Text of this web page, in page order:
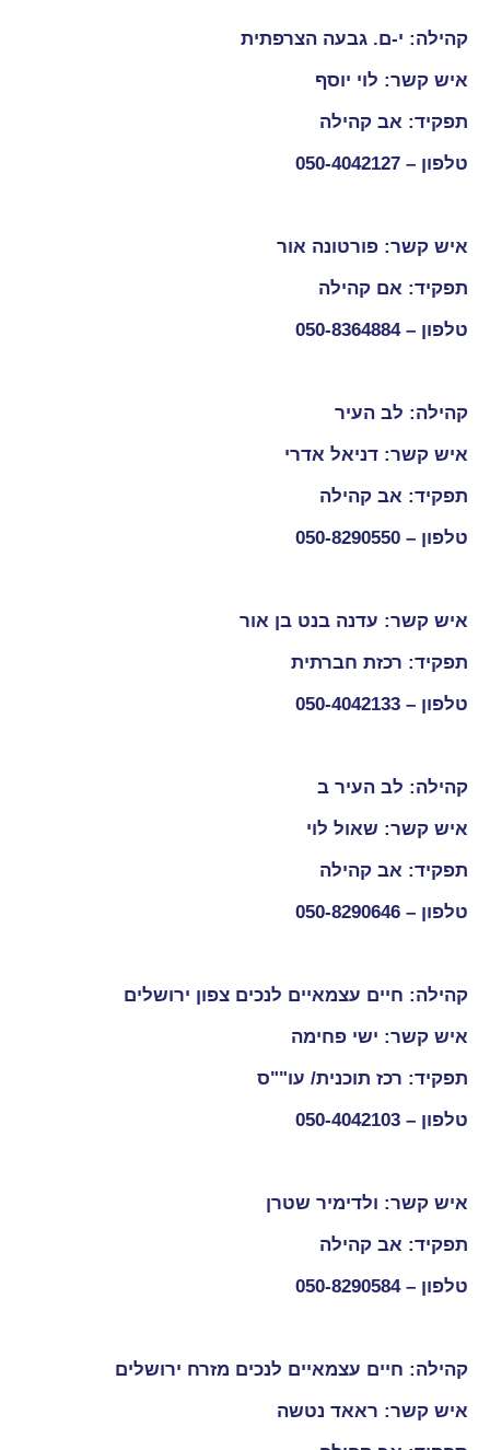
קהילה: י-ם. גבעה הצרפתית
איש קשר: לוי יוסף
תפקיד: אב קהילה
טלפון – 050-4042127
איש קשר: פורטונה אור
תפקיד: אם קהילה
טלפון –050-8364884
קהילה: לב העיר
איש קשר: דניאל אדרי
תפקיד: אב קהילה
טלפון – 050-8290550
איש קשר: עדנה בנט בן אור
תפקיד: רכזת חברתית
טלפון – 050-4042133
קהילה: לב העיר ב
איש קשר: שאול לוי
תפקיד: אב קהילה
טלפון – 050-8290646
קהילה: חיים עצמאיים לנכים צפון ירושלים
איש קשר: ישי פחימה
תפקיד: רכז תוכנית/ עו""ס
טלפון – 050-4042103
איש קשר: ולדימיר שטרן
תפקיד: אב קהילה
טלפון –050-8290584
קהילה: חיים עצמאיים לנכים מזרח ירושלים
איש קשר: ראאד נטשה